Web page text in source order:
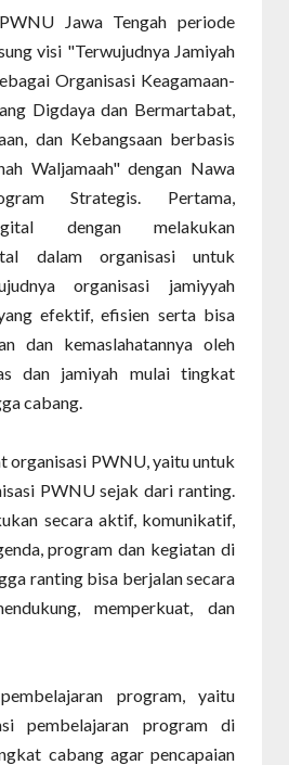
Jawa Tengah periode
visi "Terwujudnya Jamiyah
Organisasi Keagamaan-
Digdaya dan Bermartabat,
dan Kebangsaan berbasis
Waljamaah" dengan Nawa
Strategis. Pertama,
dengan melakukan
dalam organisasi untuk
organisasi jamiyyah
efektif, efisien serta bisa
dan kemaslahatannya oleh
dan jamiyah mulai tingkat
cabang.
organisasi PWNU, yaitu untuk
PWNU sejak dari ranting.
secara aktif, komunikatif,
program dan kegiatan di
ranting bisa berjalan secara
memperkuat, dan
program, yaitu
pembelajaran program di
cabang agar pencapaian